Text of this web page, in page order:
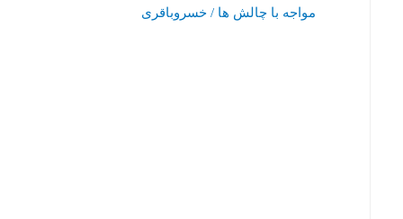
مواجه با چالش ها / خسروباقری